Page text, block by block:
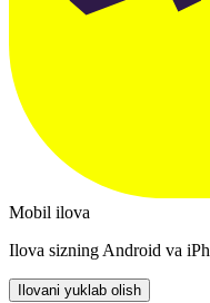
Mobil ilova
Ilova sizning Android va
Ilovani yuklab olish